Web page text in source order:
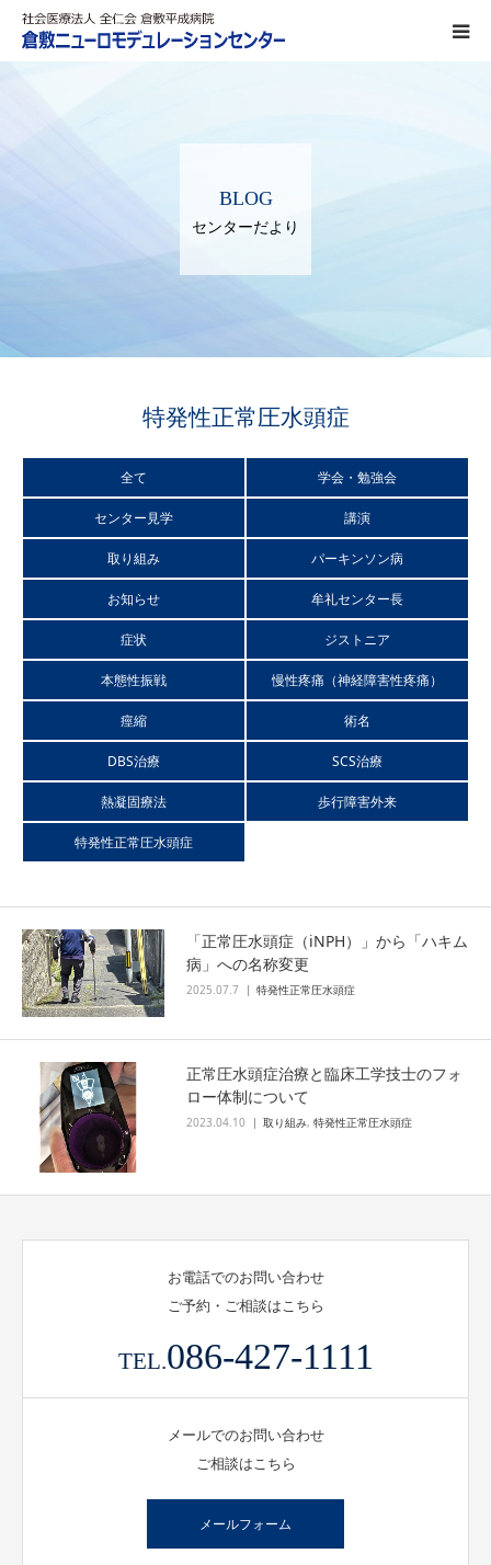
BLOG
センターだより
特発性正常圧水頭症
全て 学会・勉強会
センター見学 講演
取り組み パーキンソン病
お知らせ 牟礼センター長
症状 ジストニア
本態性振戦 慢性疼痛（神経障害性疼痛）
痙縮 術名
DBS治療 SCS治療
熱凝固療法 歩行障害外来
特発性正常圧水頭症
「正常圧水頭症（iNPH）」から「ハキム
病」への名称変更
2025.07.7 特発性正常圧水頭症
正常圧水頭症治療と臨床工学技士のフォ
ロー体制について
2023.04.10 取り組み, 特発性正常圧水頭症
お電話でのお問い合わせ
ご予約・ご相談はこちら
TEL.086-427-1111
メールでのお問い合わせ
ご相談はこちら
メールフォーム
パーキンソン病
ジストニア
本態性振戦（ふるえ）
神経障害性疼痛（慢性疼痛）
痙縮
特発性正常圧水頭症（ハキム病）
医師紹介
チーム医療
チーム医療とは
スタッフ紹介
センター紹介
センターについて
ニューロモデュレーションとは
交通アクセス
お問合せ